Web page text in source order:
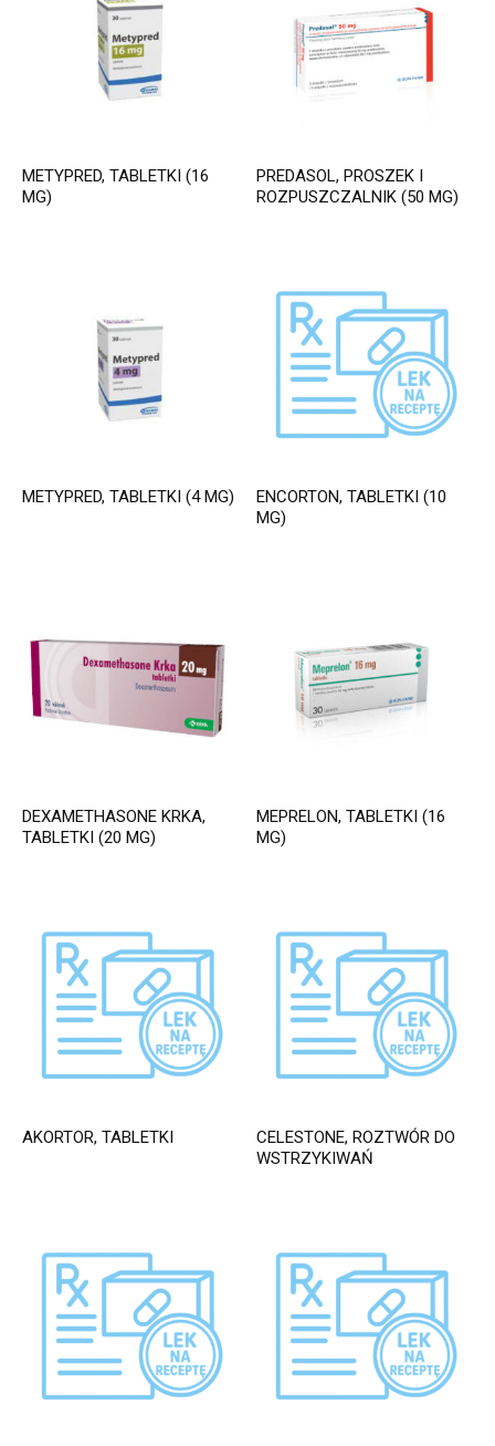
METYPRED, TABLETKI (16
MG)
PREDASOL, PROSZEK I
ROZPUSZCZALNIK (50 MG)
METYPRED, TABLETKI (4 MG)
ENCORTON, TABLETKI (10
MG)
DEXAMETHASONE KRKA,
TABLETKI (20 MG)
MEPRELON, TABLETKI (16
MG)
AKORTOR, TABLETKI
CELESTONE, ROZTWÓR DO
WSTRZYKIWAŃ